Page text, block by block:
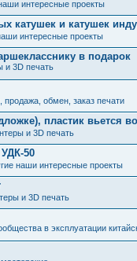
интересные проекты
катушек и катушек
интересные проекты
в подарок
и 3D печать
продажа, обмен, заказ печати
пластик вьется
и 3D печать
50
наши интересные проекты
и 3D печать
в эксплуатации